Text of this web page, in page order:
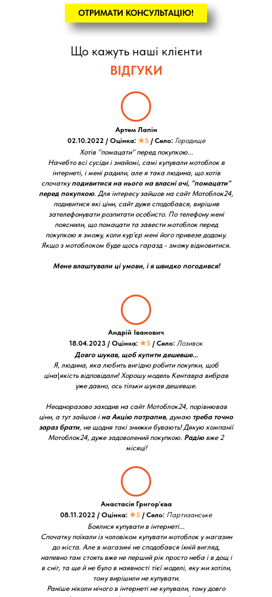
ОТРИМАТИ КОНСУЛЬТАЦІЮ!
Що кажуть наші клієнти
ВІДГУКИ
Хотів "помацати" перед покупкою...
Начебто всі сусіди і знайомі, самі купували мотоблок в
інтернеті, і мені радили, але я така людина, що хотів
спочаткуподивитися на нього на власні очі, "помацати"
перед покупкою. Для інтересу зайшов на сайт Мотоблок24,
подивитися які ціни, сайт дуже сподобався, вирішив
зателефонувати розпитати особисто. По телефону мені
пояснили, що помацати та завести мотоблок перед
покупкою я зможу, коли кур'єр мені його привезе додому.
Якщо з мотоблоком буде щось гаразд - зможу відмовитися.
Мене влаштували ці умови, і я швидко погодився!
Артем Лапін
02.10.2022 / Оцінка: ★5 / Село: Городище
Боялися купувати в інтернеті...
Спочатку поїхали із чоловіком купувати мотоблок у магазин
до міста. Але в магазині не сподобався їхній вигляд,
напевно там стоять вже не перший рік просто неба і в дощ і
в сніг, та ще й не було в наявності тієї моделі, яку ми хотіли,
тому вирішили не купувати.
Раніше ніколи нічого в інтернеті не купували, тому довго
Анастасія Григор'єва
08.11.2022 / Оцінка: ★5 / Село: Партизанське
Довго шукав, щоб купити дешевше...
Я, людина, яка любить вигідно робити покупки, щоб
ціна\якість відповідали! Хорошу модель Кентавра вибрав
уже давно, ось тільки шукав дешевше.
Неодноразово заходив на сайт Мотоблок24, порівнював
ціни, а тут зайшов іна Акцію потрапив, думаю треба точно
зараз брати, не щодня такі знижки бувають! Дякую компанії
Мотоблок24, дуже задоволений покупкою. Радіювже 2
місяці!
Андрій Іванович
18.04.2023 / Оцінка: ★5 / Село: Лозивок